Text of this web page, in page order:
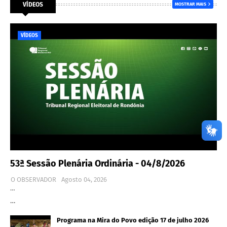
VÍDEOS MOSTRAR MAIS
VÍDEOS
53ª Sessão Plenária Ordinária - 04/8/2026
O OBSERVADOR
Agosto 04, 2026
…
…
Programa na Mira do Povo edição 17 de julho 2026